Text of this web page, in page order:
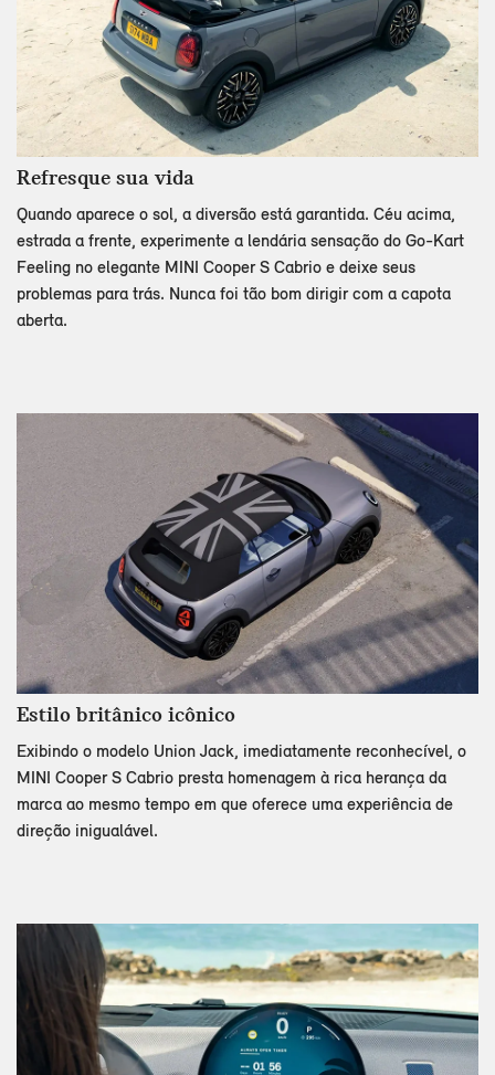
Refresque sua vida
Quando aparece o sol, a diversão está garantida. Céu acima,
estrada a frente, experimente a lendária sensação do Go-Kart
Feeling no elegante MINI Cooper S Cabrio e deixe seus
problemas para trás. Nunca foi tão bom dirigir com a capota
aberta.
Estilo britânico icônico
Exibindo o modelo Union Jack, imediatamente reconhecível, o
MINI Cooper S Cabrio presta homenagem à rica herança da
marca ao mesmo tempo em que oferece uma experiência de
direção inigualável.